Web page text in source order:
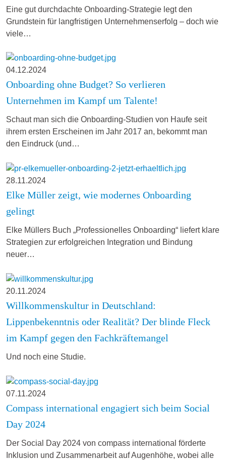
Eine gut durchdachte Onboarding-Strategie legt den
Grundstein für langfristigen Unternehmenserfolg – doch wie
viele…
04.12.2024
Onboarding ohne Budget? So verlieren
Unternehmen im Kampf um Talente!
Schaut man sich die Onboarding-Studien von Haufe seit
ihrem ersten Erscheinen im Jahr 2017 an, bekommt man
den Eindruck (und…
28.11.2024
Elke Müller zeigt, wie modernes Onboarding
gelingt
Elke Müllers Buch „Professionelles Onboarding“ liefert klare
Strategien zur erfolgreichen Integration und Bindung
neuer…
20.11.2024
Willkommenskultur in Deutschland:
Lippenbekenntnis oder Realität? Der blinde Fleck
im Kampf gegen den Fachkräftemangel
Und noch eine Studie.
07.11.2024
Compass international engagiert sich beim Social
Day 2024
Der Social Day 2024 von compass international förderte
Inklusion und Zusammenarbeit auf Augenhöhe, wobei alle